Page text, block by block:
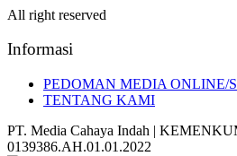
All right reserved
Informasi
PEDOMAN MEDIA ONLINE/
TENTANG KAMI
PT. Media Cahaya Indah |
0139386.AH.01.01.2022